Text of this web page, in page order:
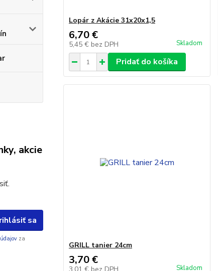
akcie
sa
za
Lopár z Akácie 31x20x1,5
6,70 €
5,45 € bez DPH Skladom
Pridať do košíka
GRILL tanier 24cm
3,70 €
Skladom